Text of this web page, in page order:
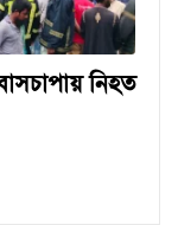
নিহত